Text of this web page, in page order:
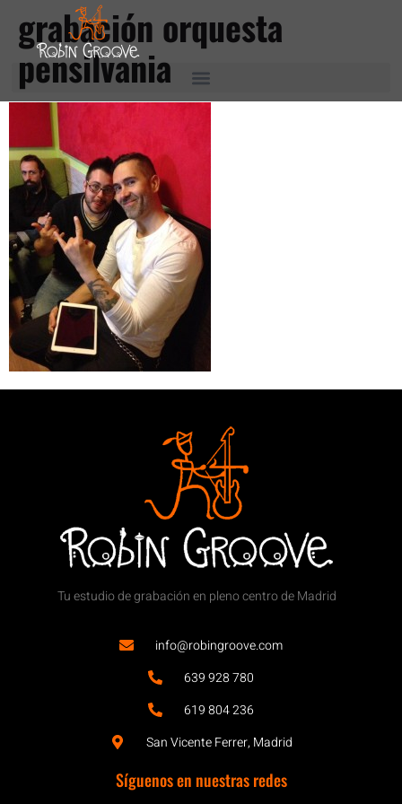
grabación orquesta
pensilvania
Tu estudio de grabación en pleno centro de Madrid
info@robingroove.com
639 928 780
619 804 236
San Vicente Ferrer, Madrid
Síguenos en nuestras redes